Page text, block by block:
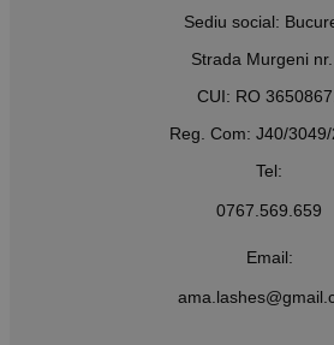
Sediu social:
Strada Murgeni
CUI: RO
Reg. Com: J40/
Tel:
0767.569.659
Email: